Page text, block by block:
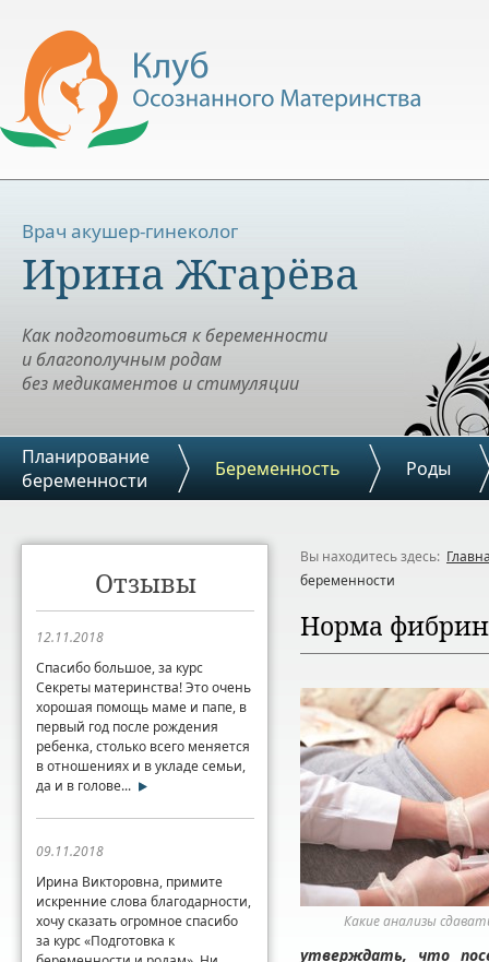
Врач акушер-гинеколог
Ирина Жгарёва
Как подготовиться к беременности
и благополучным родам
без медикаментов и стимуляции
Планирование
беременности
Беременность Роды
Отзывы
12.11.2018
Спасибо большое, за курс
Секреты материнства! Это очень
хорошая помощь маме и папе, в
первый год после рождения
ребенка, столько всего меняется
в отношениях и в укладе семьи,
да и в голове...
09.11.2018
Ирина Викторовна, примите
искренние слова благодарности,
хочу сказать огромное спасибо
за курс «Подготовка к
Вы находитесь здесь:
беременности
Норма
Какие анализы
утверждать, что